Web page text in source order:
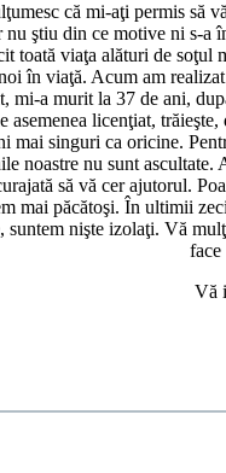
că mi-aţi permis să
nu ştiu din ce motive ni s-a
toată viaţa alături de soţul
în viaţă. Acum am
mi-a murit la 37 de ani,
asemenea licenţiat,
mai singuri ca oricine.
noastre nu sunt ascultate.
să vă cer ajutorul.
mai păcătoşi. În ultimii
suntem nişte izolaţi. Vă
Vă